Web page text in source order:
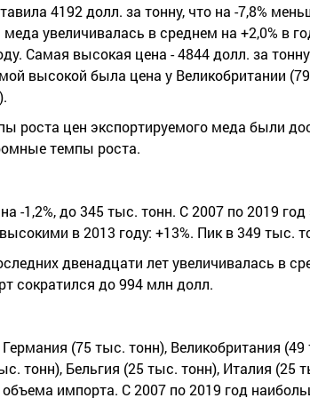
4192 долл. за тонну, что на -7,8%
увеличивалась в среднем на +2,0% в
Самая высокая цена - 4844 долл. за
высокой была цена у Великобритании
роста цен экспортируемого меда были
темпы роста.
-1,2%, до 345 тыс. тонн. С 2007 по 2019
в 2013 году: +13%. Пик в 349 тыс.
двенадцати лет увеличивалась в
сократился до 994 млн долл.
(75 тыс. тонн), Великобритания
тонн), Бельгия (25 тыс. тонн), Италия (25
импорта. С 2007 по 2019 год